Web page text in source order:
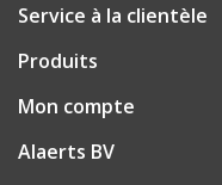
Service à la clientèle
Produits
Mon compte
Alaerts BV